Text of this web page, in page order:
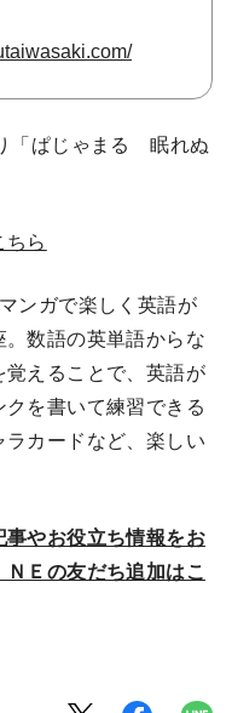
「ぱじゃまる 眠れぬ
ちら
ンガで楽しく英語が
数語の英単語からな
覚えることで、英語が
を書いて練習できる
ラカードなど、楽しい
事やお役立ち情報をお
Ｅの友だち追加はこ